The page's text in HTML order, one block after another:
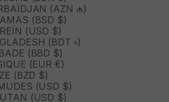
(AZN ₼)
(BSD $)
(USD $)
(BDT ৳)
(BBD $)
(EUR €)
(BZD $)
(USD $)
(USD $)